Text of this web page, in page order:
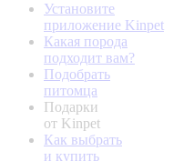
Установите
приложение Kinpet
Какая порода
подходит вам?
Подобрать
питомца
Подарки
от Kinpet
Как выбрать
и купить